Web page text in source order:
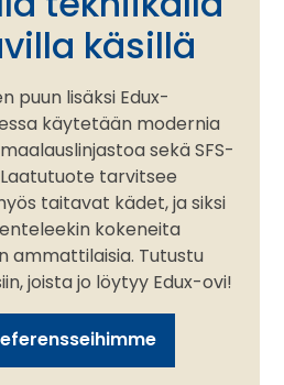
käsillä
puun lisäksi Edux-
käytetään modernia
sekä SFS-
tarvitsee
taitavat kädet, ja siksi
kokeneita
ammattilaisia. Tutustu
joista jo löytyy Edux-ovi!